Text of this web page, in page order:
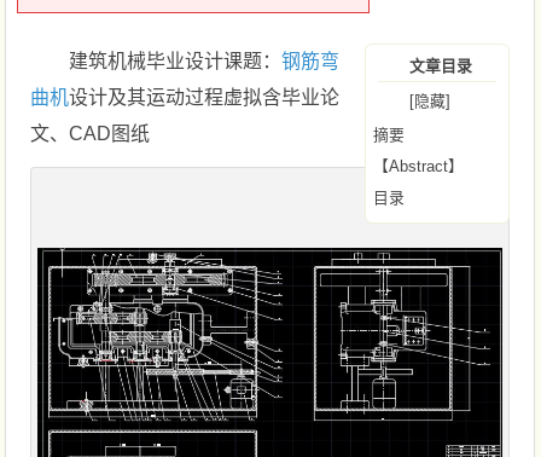
文章目录
[隐藏]
摘要
【Abstract】
目录
建筑机械毕业设计课题：钢筋弯
曲机设计及其运动过程虚拟含毕业论
文、CAD图纸